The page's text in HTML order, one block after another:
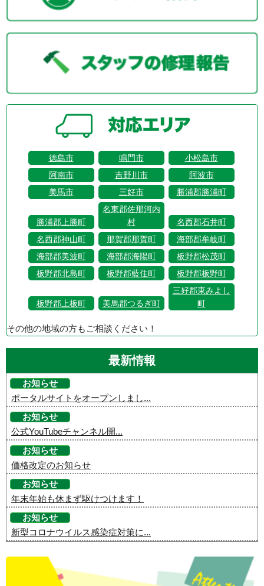
徳島市 鳴門市
小松島市
阿南市
吉野川市
阿波市
美馬市
三好市 勝浦郡勝浦町
勝浦郡上勝町
名東郡佐那河内
村
名西郡石井町
名西郡神山町
那賀郡那賀町
海部郡牟岐町
海部郡美波町
海部郡海陽町
板野郡松茂町
板野郡北島町
板野郡藍住町 板野郡板野町
板野郡上板町 美馬郡つるぎ町
三好郡東みよし
町
その他の地域の方もご相談ください！
最新情報
お知らせ
ポータルサイトをオープンしまし...
お知らせ
公式YouTubeチャンネル開...
お知らせ
価格改定のお知らせ
お知らせ
年末年始も休まず駆けつけます！
お知らせ
新型コロナウイルス感染症対策に...